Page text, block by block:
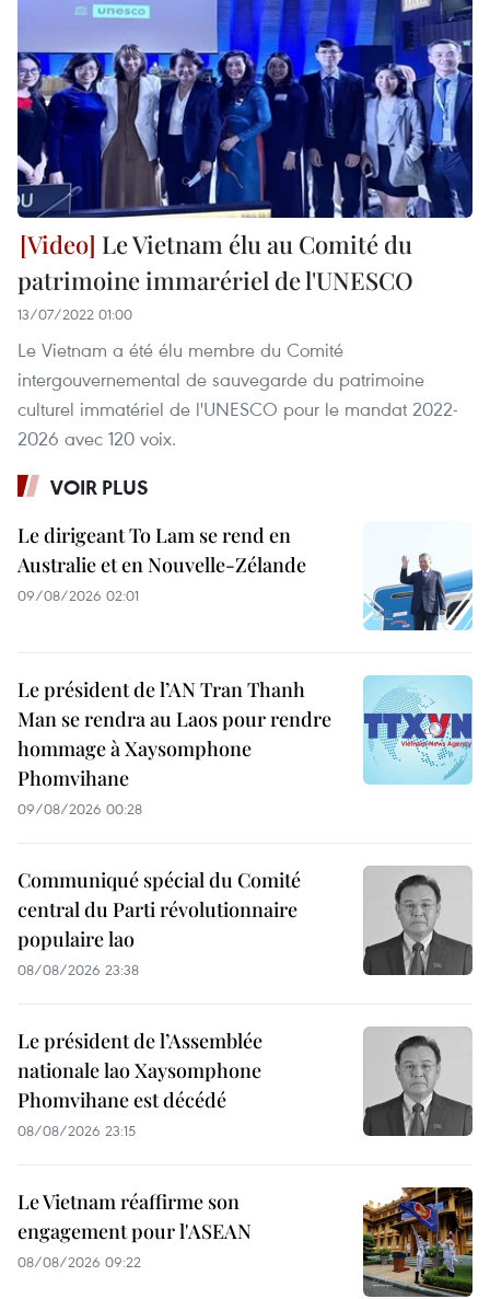
Le Vietnam élu au Comité du
patrimoine immarériel de l'UNESCO
13/07/2022 01:00
Le Vietnam a été élu membre du Comité
intergouvernemental de sauvegarde du patrimoine
culturel immatériel de l'UNESCO pour le mandat 2022-
2026 avec 120 voix.
VOIR PLUS
Le dirigeant To Lam se rend en
Australie et en Nouvelle-Zélande
09/08/2026 02:01
Le président de l’AN Tran Thanh
Man se rendra au Laos pour rendre
hommage à Xaysomphone
Phomvihane
09/08/2026 00:28
Communiqué spécial du Comité
central du Parti révolutionnaire
populaire lao
08/08/2026 23:38
Le président de l’Assemblée
nationale lao Xaysomphone
Phomvihane est décédé
08/08/2026 23:15
Le Vietnam réaffirme son
engagement pour l'ASEAN
08/08/2026 09:22